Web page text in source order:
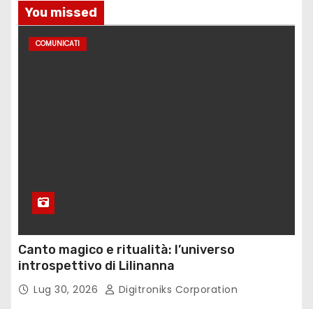
You missed
COMUNICATI
Canto magico e ritualità: l’universo
introspettivo di Lilinanna
Lug 30, 2026 Digitroniks Corporation